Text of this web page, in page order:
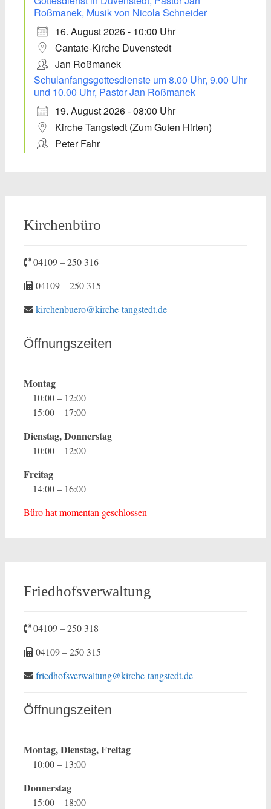
Roßmanek, Musik von Nicola Schneider
16. August 2026 - 10:00 Uhr
Cantate-Kirche Duvenstedt
Jan Roßmanek
Schulanfangsgottesdienste um 8.00 Uhr, 9.00 Uhr
und 10.00 Uhr, Pastor Jan Roßmanek
19. August 2026 - 08:00 Uhr
Kirche Tangstedt (Zum Guten Hirten)
Peter Fahr
Kirchenbüro
04109 – 250 316
04109 – 250 315
kirchenbuero@kirche-tangstedt.de
Öffnungszeiten
Montag
10:00 – 12:00
15:00 – 17:00
Dienstag, Donnerstag
10:00 – 12:00
Freitag
14:00 – 16:00
Büro hat momentan geschlossen
Friedhofsverwaltung
04109 – 250 318
04109 – 250 315
friedhofsverwaltung@kirche-tangstedt.de
Öffnungszeiten
Montag, Dienstag, Freitag
10:00 – 13:00
Donnerstag
15:00 – 18:00